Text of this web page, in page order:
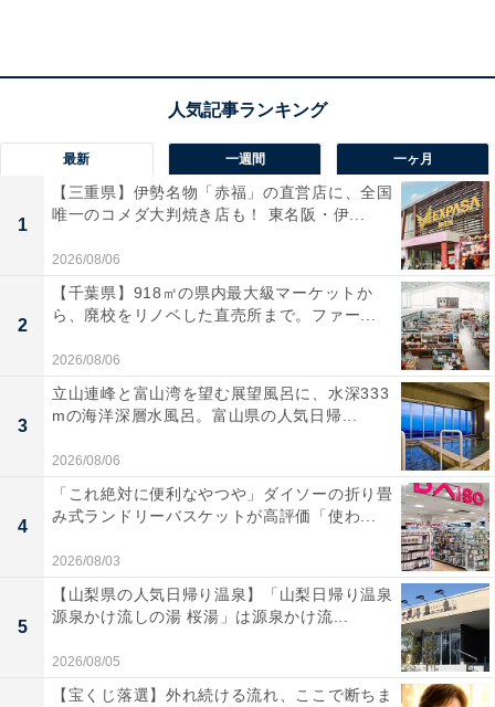
います。日常使いやコレクションとしてもぴったりで、
ガチャガチャとは思えないほどのクオリティの高さが魅
力です。懐かしさと新しさを同時に感じられる注目のア
クセサリーを、ぜひ手に入れてみてください。
詳細情報
商品名
メゾピアノ アクセサリーコレクション
最新 一週間 一ヶ月
1
【三重県】伊勢名物「赤福」の直営店に、全国
唯一のコメダ大判焼き店も！ 東名阪・伊...
2026/08/06
2
【千葉県】918㎡の県内最大級マーケットか
ら、廃校をリノベした直売所まで。ファー...
2026/08/06
3
立山連峰と富山湾を望む展望風呂に、水深333
mの海洋深層水風呂。富山県の人気日帰...
2026/08/06
4
「これ絶対に便利なやつや」ダイソーの折り畳
み式ランドリーバスケットが高評価「使わ...
2026/08/03
5
【山梨県の人気日帰り温泉】「山梨日帰り温泉
源泉かけ流しの湯 桜湯」は源泉かけ流...
2026/08/05
【宝くじ落選】外れ続ける流れ、ここで断ちま